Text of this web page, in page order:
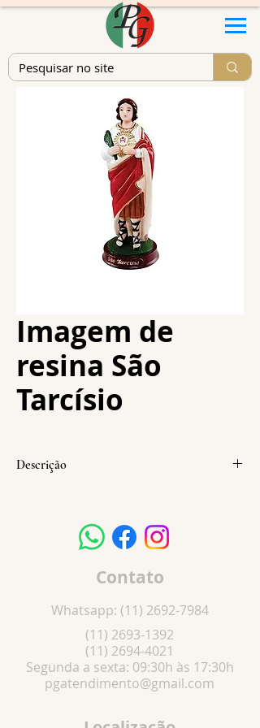
Imagem de
resina São
Tarcísio
Descrição
Contato
Whatsapp: (11) 2692-7984
(11) 2693-1392
(11) 2694-4021
Segunda a sexta: 09:30h às 17:30h
pgatendimento@gmail.com